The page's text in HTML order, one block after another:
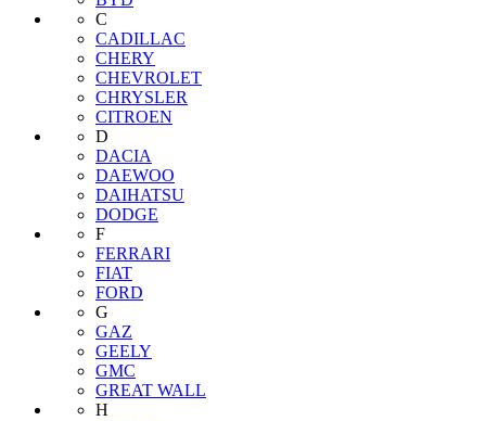
C
CADILLAC
CHERY
CHEVROLET
CHRYSLER
CITROEN
D
DACIA
DAEWOO
DAIHATSU
DODGE
F
FERRARI
FIAT
FORD
G
GAZ
GEELY
GMC
GREAT WALL
H